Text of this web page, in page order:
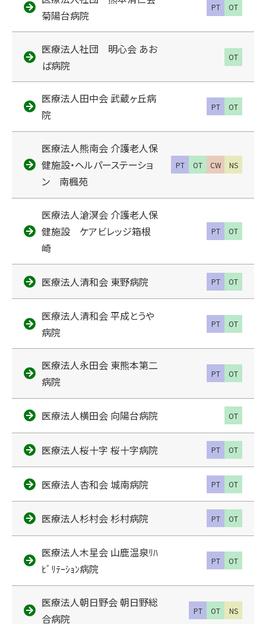
菊陽台病院
PT OT
医療法人社団 明心会 あお
ば病院
OT
医療法人田中会 武蔵ヶ丘病
院
PT OT
医療法人熊南会 介護老人保
健施設・ヘルパーステーショ
ン 南楓苑
PT OT CW NS
医療法人滄溟会 介護老人保
健施設 ケアビレッジ箱根
崎
PT OT
医療法人清和会 東野病院 PT OT
医療法人清和会 平成とうや
病院
PT OT
医療法人永田会 東熊本第二
病院
PT OT
医療法人横田会 向陽台病院 OT
医療法人桜十字 桜十字病院 PT OT
医療法人杏和会 城南病院 PT OT
医療法人杉村会 杉村病院 PT OT
医療法人木星会 山鹿温泉ﾘﾊ
ﾋﾞﾘﾃｰｼｮﾝ病院
PT OT
医療法人朝日野会 朝日野総
合病院
PT OT NS